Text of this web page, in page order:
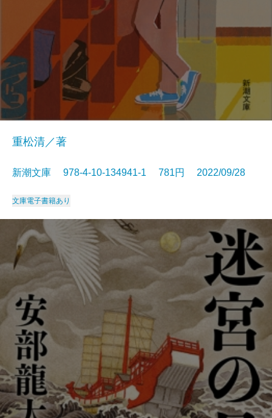
重松清／著
新潮文庫 978-4-10-134941-1 781円 2022/09/28
文庫電子書籍あり